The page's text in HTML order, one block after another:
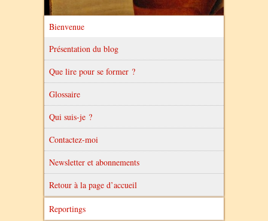
Bienvenue
Présentation du blog
Que lire pour se former ?
Glossaire
Qui suis-je ?
Contactez-moi
Newsletter et abonnements
Retour à la page d’accueil
Reportings